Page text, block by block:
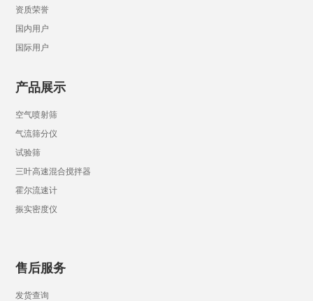
资质荣誉
国内用户
国际用户
产品展示
空气喷射筛
气流筛分仪
试验筛
三叶高速混合搅拌器
霍尔流速计
振实密度仪
售后服务
发货查询